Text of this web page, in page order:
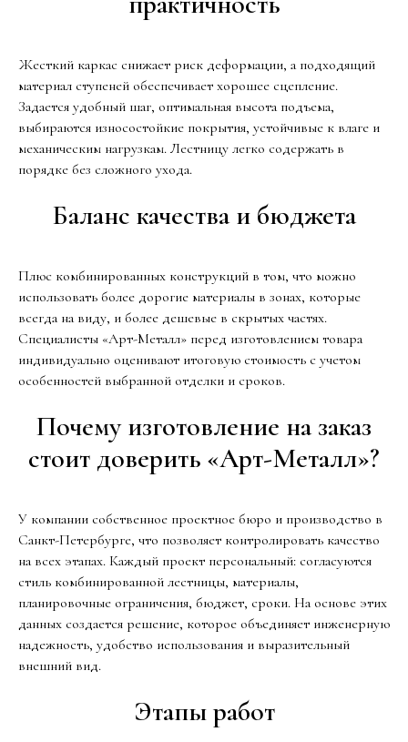
Жесткий каркас снижает риск деформации, а подходящий
материал ступеней обеспечивает хорошее сцепление.
Задается удобный шаг, оптимальная высота подъема,
выбираются износостойкие покрытия, устойчивые к влаге и
механическим нагрузкам. Лестницу легко содержать в
порядке без сложного ухода.
Баланс качества и бюджета
Плюс комбинированных конструкций в том, что можно
использовать более дорогие материалы в зонах, которые
всегда на виду, и более дешевые в скрытых частях.
Специалисты «Арт-Металл» перед изготовлением товара
индивидуально оценивают итоговую стоимость с учетом
особенностей выбранной отделки и сроков.
Почему изготовление на заказ
стоит доверить «Арт-Металл»?
У компании собственное проектное бюро и производство в
Санкт-Петербурге, что позволяет контролировать качество
на всех этапах. Каждый проект персональный: согласуются
стиль комбинированной лестницы, материалы,
планировочные ограничения, бюджет, сроки. На основе этих
данных создается решение, которое объединяет инженерную
надежность, удобство использования и выразительный
внешний вид.
Этапы работ